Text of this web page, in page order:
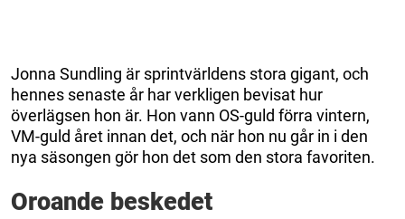
Jonna Sundling är sprintvärldens stora gigant, och
hennes senaste år har verkligen bevisat hur
överlägsen hon är. Hon vann OS-guld förra vintern,
VM-guld året innan det, och när hon nu går in i den
nya säsongen gör hon det som den stora favoriten.
Oroande beskedet